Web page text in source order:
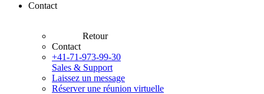
Contact
Retour
Contact
+41-71-973-99-30
Sales & Support
Laissez un message
Réserver une réunion virtuelle